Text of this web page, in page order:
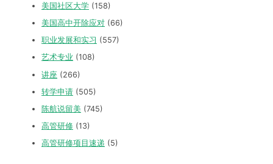
美国社区大学 (158)
美国高中开除应对 (66)
职业发展和实习 (557)
艺术专业 (108)
讲座 (266)
转学申请 (505)
陈航说留美 (745)
高管研修 (13)
高管研修项目速递 (5)